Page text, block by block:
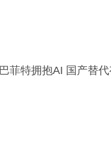
巴菲特拥抱AI 国产替